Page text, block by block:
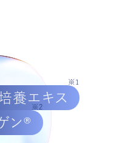
養エキス
※1
ン®
※2